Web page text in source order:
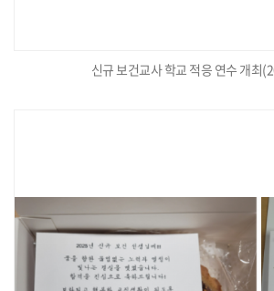
신규 보건교사 학교 적응 연수 개최